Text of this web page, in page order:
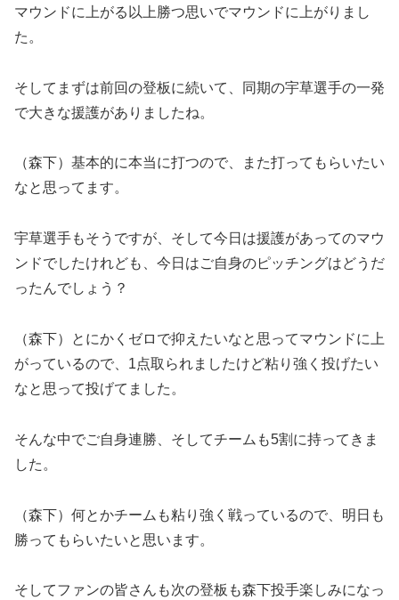
マウンドに上がる以上勝つ思いでマウンドに上がりまし
た。
そしてまずは前回の登板に続いて、同期の宇草選手の一発
で大きな援護がありましたね。
（森下）基本的に本当に打つので、また打ってもらいたい
なと思ってます。
宇草選手もそうですが、そして今日は援護があってのマウ
ンドでしたけれども、今日はご自身のピッチングはどうだ
ったんでしょう？
（森下）とにかくゼロで抑えたいなと思ってマウンドに上
がっているので、1点取られましたけど粘り強く投げたい
なと思って投げてました。
そんな中でご自身連勝、そしてチームも5割に持ってきま
した。
（森下）何とかチームも粘り強く戦っているので、明日も
勝ってもらいたいと思います。
そしてファンの皆さんも次の登板も森下投手楽しみになっ